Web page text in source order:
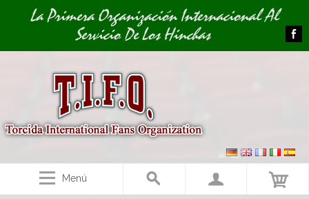
Image 01
Image 02La Primera Organización Internacional Al
Servicio De Los Hinchas
Menú